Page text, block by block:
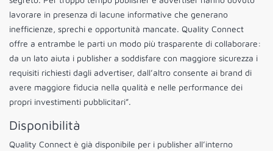
lavorare in presenza di lacune informative che generano
inefficienze, sprechi e opportunità mancate. Quality Connect
offre a entrambe le parti un modo più trasparente di collaborare:
da un lato aiuta i publisher a soddisfare con maggiore sicurezza i
requisiti richiesti dagli advertiser, dall’altro consente ai brand di
avere maggiore fiducia nella qualità e nelle performance dei
propri investimenti pubblicitari”.
Disponibilità
Quality Connect è già disponibile per i publisher all’interno